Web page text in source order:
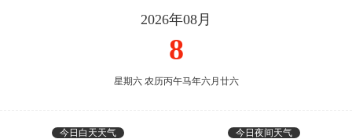
2026年08月
8
星期六 农历丙午马年六月廿六
今日白天天气 今日夜间天气